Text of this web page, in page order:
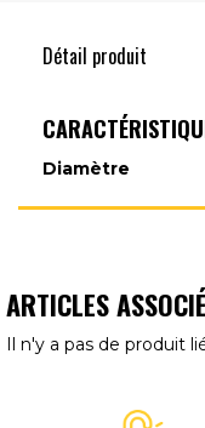
Détail produit
Diamètre
ARTICLES
Il n'y a pas de produit